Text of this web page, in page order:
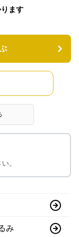
ります
。
み